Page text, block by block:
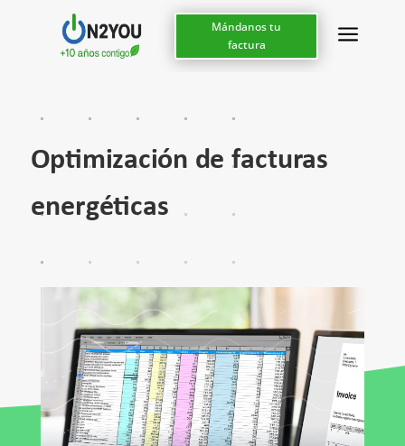
Mándanos tu
factura
a
Optimización de facturas
energéticas